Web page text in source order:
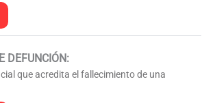
DEFUNCIÓN:
que acredita el fallecimiento de una